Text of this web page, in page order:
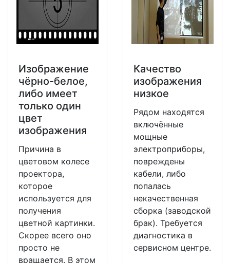
Изображение
чёрно-белое,
либо имеет
только один
цвет
изображения
Причина в
цветовом колесе
проектора,
которое
используется для
получения
цветной картинки.
Скорее всего оно
просто не
вращается. В этом
Качество
изображения
низкое
Рядом находятся
включённые
мощные
электроприборы,
повреждены
кабели, либо
попалась
некачественная
сборка (заводской
брак). Требуется
диагностика в
сервисном центре.